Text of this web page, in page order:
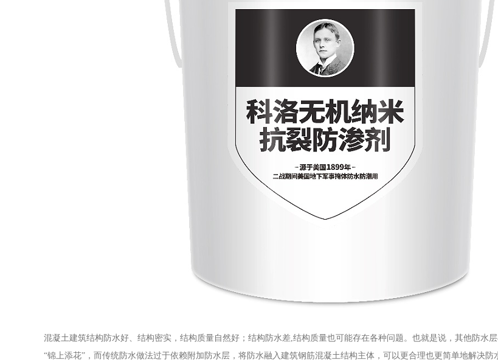
混凝土建筑结构防水好、结构密实，结构质量自然好；结构防水差,结构质量也可能存在各种问题。也就是说，其他防水
“锦上添花”，而传统防水做法过于依赖附加防水层，将防水融入建筑钢筋混凝土结构主体，可以更合理也更简单地解决防